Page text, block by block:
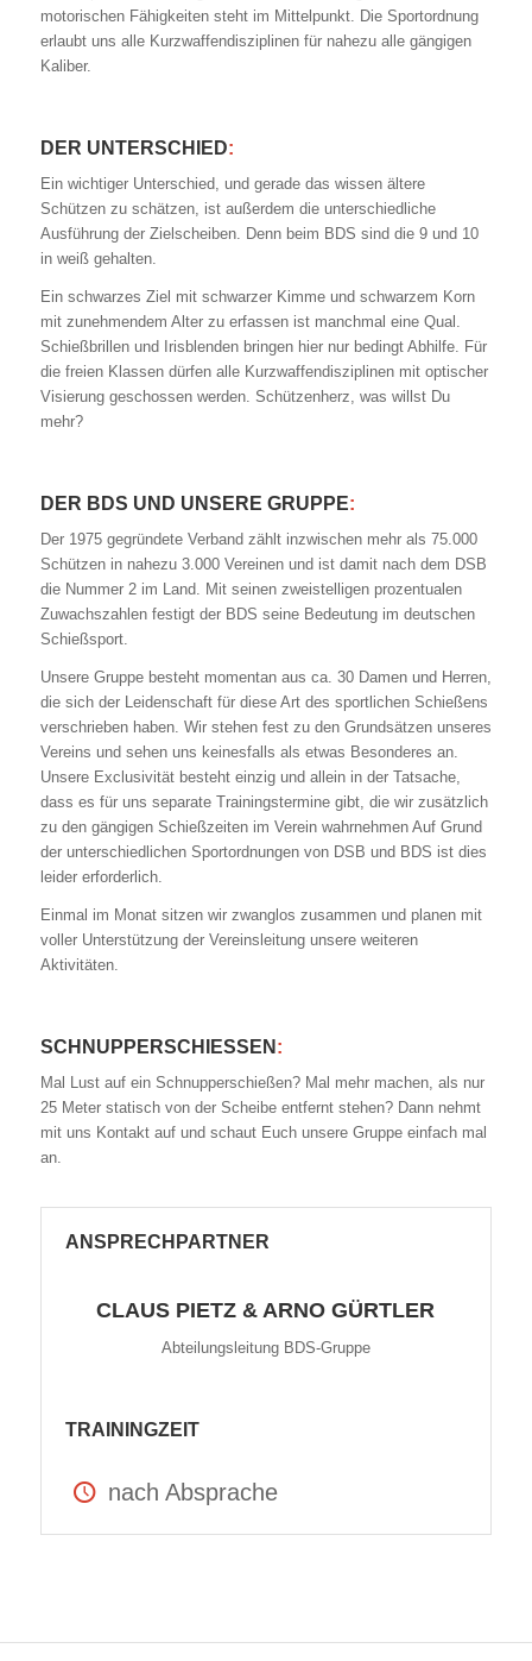
motorischen Fähigkeiten steht im Mittelpunkt. Die Sportordnung
erlaubt uns alle Kurzwaffendisziplinen für nahezu alle gängigen
Kaliber.
DER UNTERSCHIED:
Ein wichtiger Unterschied, und gerade das wissen ältere
Schützen zu schätzen, ist außerdem die unterschiedliche
Ausführung der Zielscheiben. Denn beim BDS sind die 9 und 10
in weiß gehalten.
Ein schwarzes Ziel mit schwarzer Kimme und schwarzem Korn
mit zunehmendem Alter zu erfassen ist manchmal eine Qual.
Schießbrillen und Irisblenden bringen hier nur bedingt Abhilfe. Für
die freien Klassen dürfen alle Kurzwaffendisziplinen mit optischer
Visierung geschossen werden. Schützenherz, was willst Du
mehr?
DER BDS UND UNSERE GRUPPE:
Der 1975 gegründete Verband zählt inzwischen mehr als 75.000
Schützen in nahezu 3.000 Vereinen und ist damit nach dem DSB
die Nummer 2 im Land. Mit seinen zweistelligen prozentualen
Zuwachszahlen festigt der BDS seine Bedeutung im deutschen
Schießsport.
Unsere Gruppe besteht momentan aus ca. 30 Damen und Herren,
die sich der Leidenschaft für diese Art des sportlichen Schießens
verschrieben haben. Wir stehen fest zu den Grundsätzen unseres
Vereins und sehen uns keinesfalls als etwas Besonderes an.
Unsere Exclusivität besteht einzig und allein in der Tatsache,
dass es für uns separate Trainingstermine gibt, die wir zusätzlich
zu den gängigen Schießzeiten im Verein wahrnehmen Auf Grund
der unterschiedlichen Sportordnungen von DSB und BDS ist dies
leider erforderlich.
Einmal im Monat sitzen wir zwanglos zusammen und planen mit
voller Unterstützung der Vereinsleitung unsere weiteren
Aktivitäten.
SCHNUPPERSCHIESSEN :
Mal Lust auf ein Schnupperschießen? Mal mehr machen, als nur
25 Meter statisch von der Scheibe entfernt stehen? Dann nehmt
mit uns Kontakt auf und schaut Euch unsere Gruppe einfach mal
an.
ANSPRECHPARTNER
CLAUS PIETZ & ARNO GÜRTLER
Abteilungsleitung BDS-Gruppe
TRAININGZEIT
nach Absprache